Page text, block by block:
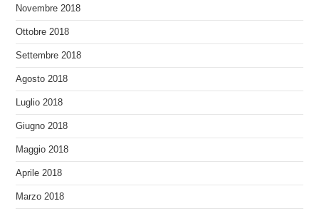
Novembre 2018
Ottobre 2018
Settembre 2018
Agosto 2018
Luglio 2018
Giugno 2018
Maggio 2018
Aprile 2018
Marzo 2018